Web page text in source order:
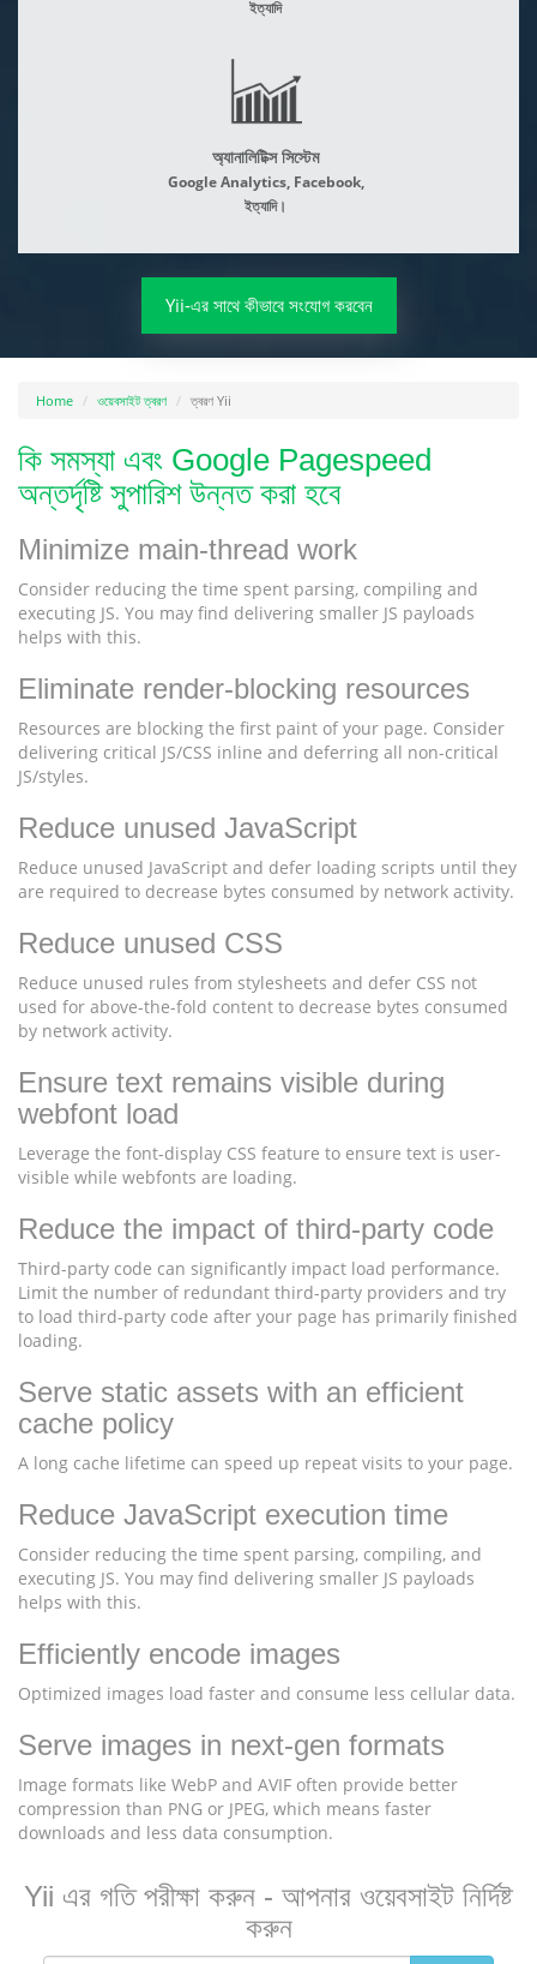
ইত্যাদি
অ্যানালিটিক্স সিস্টেম
Google Analytics, Facebook,
ইত্যাদি।
Yii-এর সাথে কীভাবে সংযোগ করবেন
Home ওয়েবসাইট ত্বরণ ত্বরণ Yii
কি সমস্যা এবং Google Pagespeed
অন্তর্দৃষ্টি সুপারিশ উন্নত করা হবে
Minimize main-thread work
Consider reducing the time spent parsing, compiling and
executing JS. You may find delivering smaller JS payloads
helps with this.
Eliminate render-blocking resources
Resources are blocking the first paint of your page. Consider
delivering critical JS/CSS inline and deferring all non-critical
JS/styles.
Reduce unused JavaScript
Reduce unused JavaScript and defer loading scripts until they
are required to decrease bytes consumed by network activity.
Reduce unused CSS
Reduce unused rules from stylesheets and defer CSS not
used for above-the-fold content to decrease bytes consumed
by network activity.
Ensure text remains visible during
webfont load
Leverage the font-display CSS feature to ensure text is user-
visible while webfonts are loading.
Reduce the impact of third-party code
Third-party code can significantly impact load performance.
Limit the number of redundant third-party providers and try
to load third-party code after your page has primarily finished
loading.
Serve static assets with an efficient
cache policy
A long cache lifetime can speed up repeat visits to your page.
Reduce JavaScript execution time
Consider reducing the time spent parsing, compiling, and
executing JS. You may find delivering smaller JS payloads
helps with this.
Efficiently encode images
Optimized images load faster and consume less cellular data.
Serve images in next-gen formats
Image formats like WebP and AVIF often provide better
compression than PNG or JPEG, which means faster
downloads and less data consumption.
Yii এর গতি পরীক্ষা করুন - আপনার ওয়েবসাইট নির্দিষ্ট
করুন